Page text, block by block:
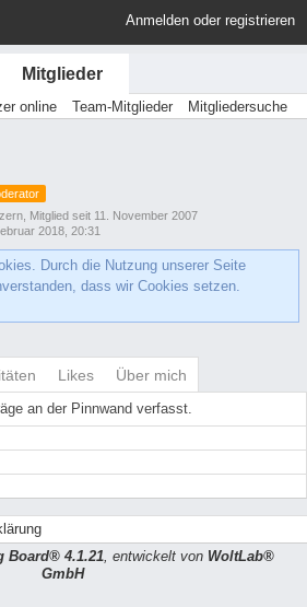
Anmelden oder registrieren
Mitglieder
online Team-Mitglieder Mitgliedersuche
Mitglied seit 11. November 2007
2018, 20:31
Durch die Nutzung unserer Seite
dass wir Cookies setzen.
Likes Über mich
an der Pinnwand verfasst.
Board® 4.1.21, entwickelt von WoltLab®
GmbH